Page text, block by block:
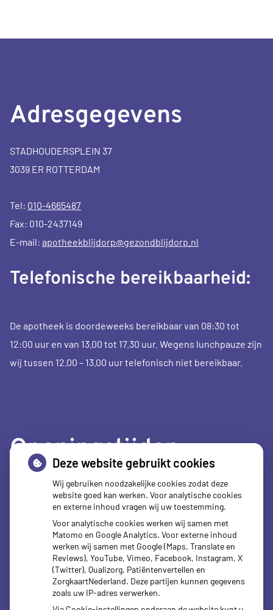
Adresgegevens
STADHOUDERSPLEIN 37
3039 ER ROTTERDAM
Tel: 010-4665487
Fax: 010-2437149
E-mail: apotheekblijdorp@gezondblijdorp.nl
Telefonische bereikbaarheid:
De apotheek is doordeweeks bereikbaar van 08:30 tot
12:00 uur en van 13.00 tot 17.30 uur. Wegens lunchpauze zijn
wij tussen 12.00 – 13.00 uur telefonisch niet bereikbaar.
Openingstijden
08.00 - 17.30 uur
08.00 - 17.30 uur
Woensdag:
08.00 - 17.30 uur
Donderdag:
08.00 - 17.30 uur
08.00 - 17.30 uur
Deze website gebruikt cookies
Wij gebruiken noodzakelijke cookies zodat deze
website goed kan werken. Voor analytische cookies
en externe inhoud vragen wij uw toestemming.
Voor analytische cookies werken wij samen met
Matomo en Google Analytics. Voor externe inhoud
werken wij samen met Google (Maps, Translate en
Reviews), YouTube, Vimeo, Facebook, Instagram, X
(Twitter), Qualizorg, Patiëntenvertellen en
ZorgkaartNederland. Deze partijen kunnen gegevens
zoals uw IP-adres verwerken.